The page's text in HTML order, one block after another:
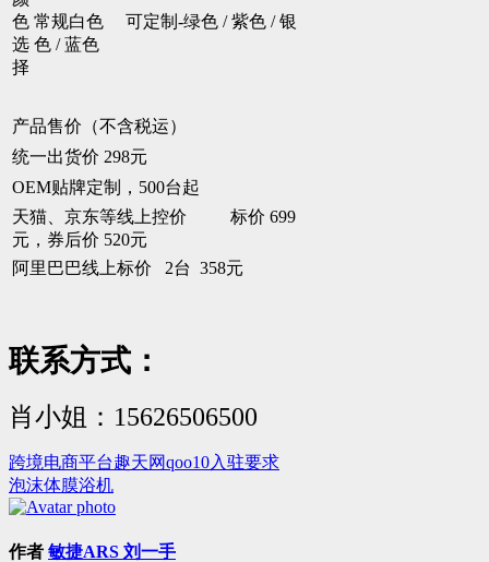
色
选
择
常规白色 可定制-绿色 / 紫色 / 银
色 / 蓝色
产品售价（不含税运）
统一出货价 298元
OEM贴牌定制，500台起
天猫、京东等线上控价 标价 699
元，券后价 520元
阿里巴巴线上标价 2台 358元
联系方式：
肖小姐：15626506500
文
章
导
跨境电商平台趣天网qoo10入驻要求
泡沫体膜浴机
作者 敏捷ARS 刘一手